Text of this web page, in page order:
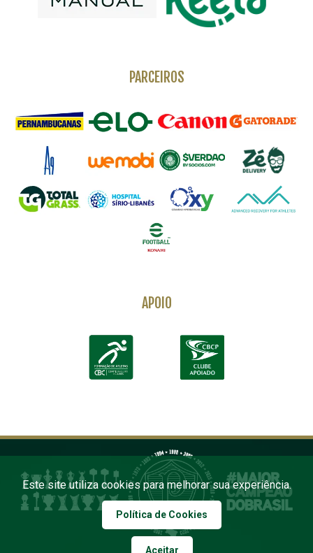
PARCEIROS
APOIO
Este site utiliza cookies para melhorar sua experiência.
Política de Cookies
Aceitar